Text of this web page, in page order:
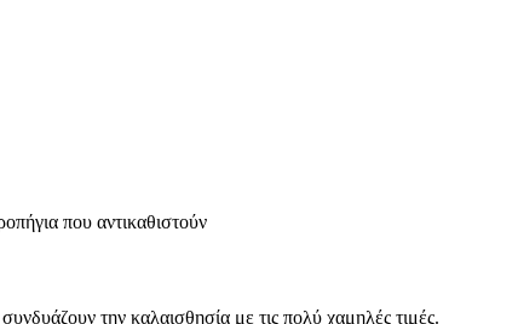
που αντικαθιστούν
την καλαισθησία με τις πολύ χαμηλές τιμές.